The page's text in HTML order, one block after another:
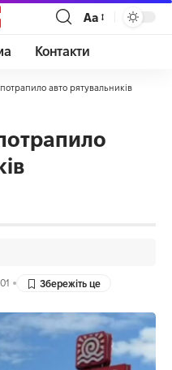
Аа
Контакти
авто рятувальників